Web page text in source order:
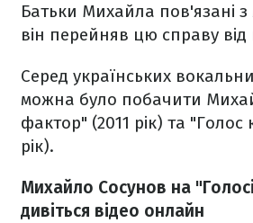
Батьки Михайла пов'язані
він перейняв цю справу від
Серед українських
можна було побачити
фактор" (2011 рік) та "Голос
рік).
Михайло Сосунов на
дивіться відео онлайн